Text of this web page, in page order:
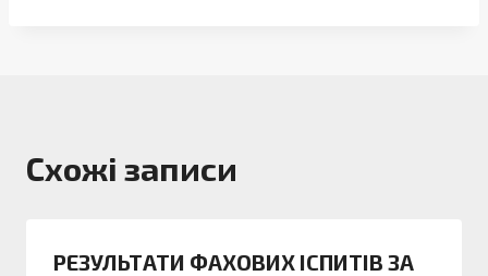
Схожі записи
РЕЗУЛЬТАТИ ФАХОВИХ ІСПИТІВ ЗА